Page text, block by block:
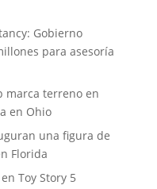
Gobierno
para asesoría
marca terreno en
en Ohio
una figura de
Florida
Toy Story 5